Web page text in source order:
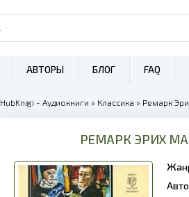
АВТОРЫ БЛОГ FAQ
HubKnigi - Аудиокниги » Классика » Ремарк
РЕМАРК ЭРИХ